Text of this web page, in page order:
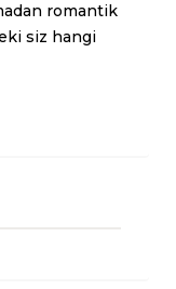
romantik
siz hangi